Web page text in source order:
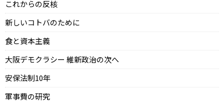
これからの反核
新しいコトバのために
食と資本主義
大阪デモクラシー 維新政治の次へ
安保法制10年
軍事費の研究